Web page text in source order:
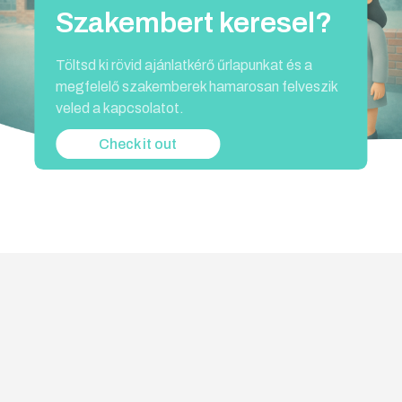
Generálkivitelezés
Győr - PAVABAU Kft.
Generálkivitelezés terén nyújtunk kiemelkedő
szolgáltatásokat, ahol célunk, hogy ügyfeleink
otthonát a legmagasabb színvonalon
valósítsuk meg. A tervezéstől a kivitelezésig